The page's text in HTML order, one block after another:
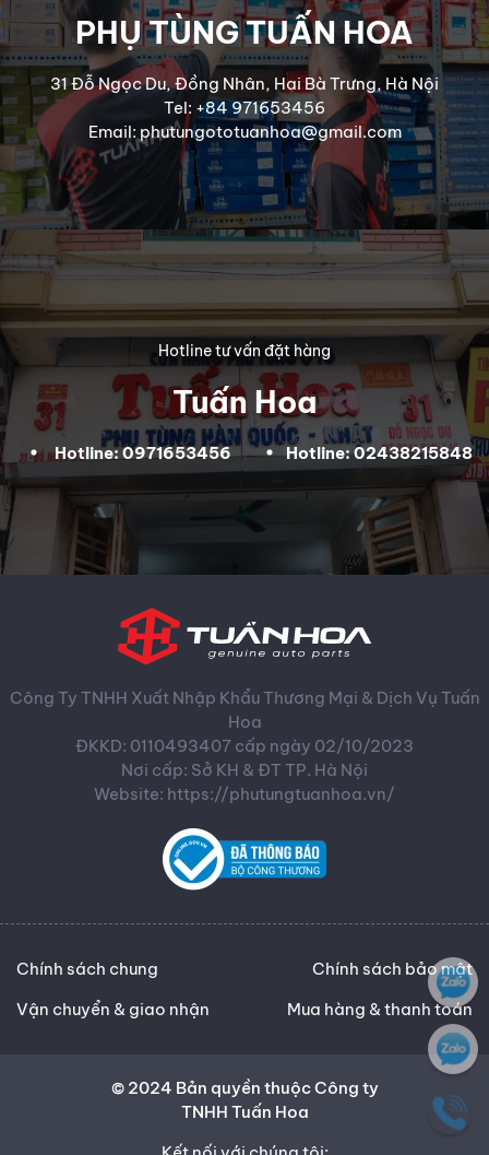
PHỤ TÙNG TUẤN HOA
31 Đỗ Ngọc Du, Đồng Nhân, Hai Bà Trưng, Hà Nội
Tel: +84 971653456
Email: phutungototuanhoa@gmail.com
Hotline tư vấn đặt hàng
Tuấn Hoa
Hotline: 0971653456 Hotline: 02438215848
Công Ty TNHH Xuất Nhập Khẩu Thương Mại & Dịch Vụ Tuấn
Hoa
ĐKKD: 0110493407 cấp ngày 02/10/2023
Nơi cấp: Sở KH & ĐT TP. Hà Nội
Website: https://phutungtuanhoa.vn/
Chính sách chung
Chính sách bảo mật
Vận chuyển & giao nhận
Mua hàng & thanh toán
© 2024 Bản quyền thuộc Công ty
TNHH Tuấn Hoa